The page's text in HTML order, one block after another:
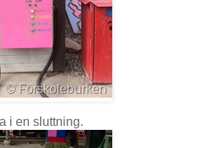
i en sluttning.